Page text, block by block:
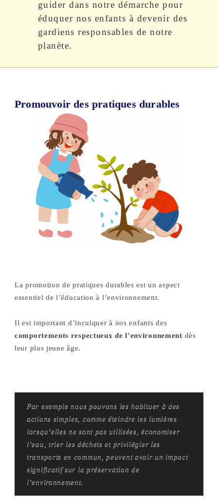
guider dans notre démarche pour
éduquer nos enfants à devenir des
gardiens responsables de notre
planète.
Promouvoir des pratiques durables
La promotion de pratiques durables est un aspect
essentiel de l’éducation à l’environnement.
Il est important d’inculquer à nos enfants des
comportements respectueux de l’environnement dès
leur plus jeune âge.
Par exemple nous pouvons les habituer à des
actions simples, comme éteindre les lumières
lorsqu’elles ne sont pas utilisées, économiser
l’eau, trier les déchets et privilégier les
transports en commun, peuvent avoir un impact
significatif sur la préservation de
l’environnement.